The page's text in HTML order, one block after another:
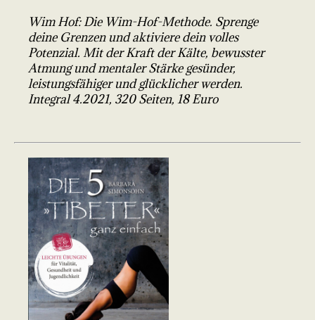
Wim Hof: Die Wim-Hof-Methode. Sprenge
deine Grenzen und aktiviere dein volles
Potenzial. Mit der Kraft der Kälte, bewusster
Atmung und mentaler Stärke gesünder,
leistungsfähiger und glücklicher werden.
Integral 4.2021, 320 Seiten, 18 Euro